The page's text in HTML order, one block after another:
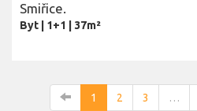
Smiřice.
Byt 1+1 37m²
1 2 3 …